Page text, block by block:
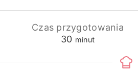
Czas przygotowania
30minuty
minut